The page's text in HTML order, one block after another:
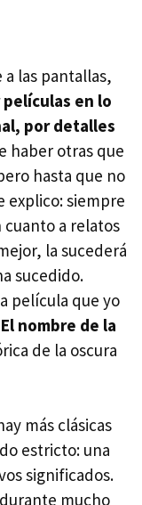
las pantallas,
en lo
por detalles
haber otras que
hasta que no
explico: siempre
cuanto a relatos
la sucederá
sucedido.
película que yo
nombre de la
de la oscura
más clásicas
estricto: una
significados.
mucho